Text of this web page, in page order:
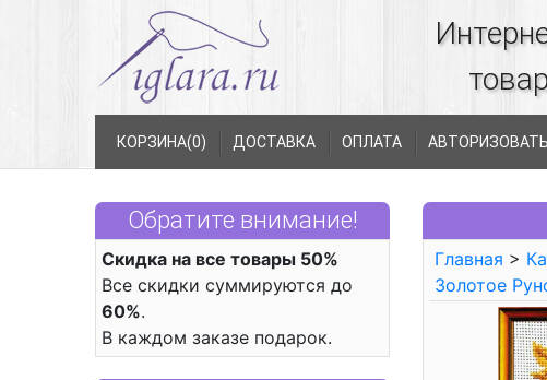
КОРЗИНА(0) ДОСТАВКА ОПЛАТА
Обратите внимание!
Скидка на все товары 50%
Все скидки суммируются до
60%.
В каждом заказе подарок.
Главная >
Золотое